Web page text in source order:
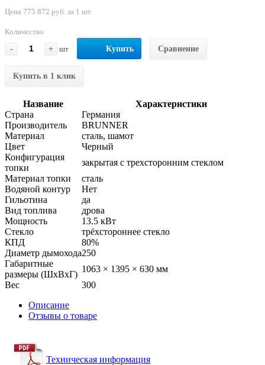
Цена 775 872 руб. за 1 шт
Количество
-
+ шт Купить Сравнение
Купить в 1 клик
Название
Характеристики
Страна
Германия
Производитель
BRUNNER
Материал
сталь, шамот
Цвет
Черный
Конфигурация
топки
закрытая с трехсторонним стеклом
Материал топки
сталь
Водяной контур
Нет
Гильотина
да
Вид топлива
дрова
Мощность
13.5 кВт
Стекло
трёхстороннее стекло
КПД
80%
Диаметр дымохода250
Габаритные
размеры (ШхВхГ)
1063 × 1395 × 630 мм
Вес
300
Описание
Отзывы о товаре
Техническая информация